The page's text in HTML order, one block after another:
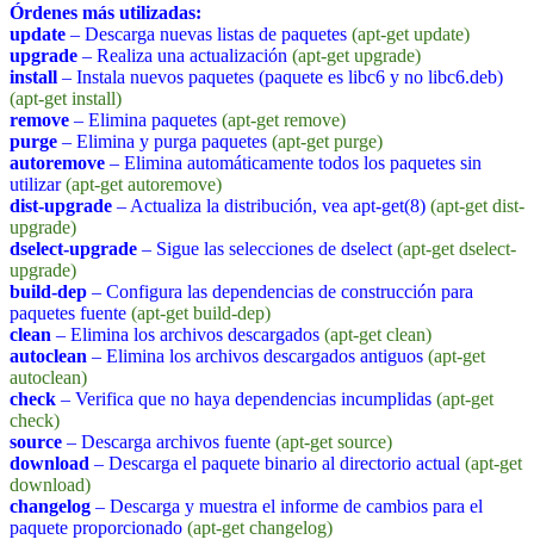
Órdenes más utilizadas:
update – Descarga nuevas listas de paquetes (apt-get update)
upgrade – Realiza una actualización (apt-get upgrade)
install – Instala nuevos paquetes (paquete es libc6 y no libc6.deb)
(apt-get install)
remove – Elimina paquetes (apt-get remove)
purge – Elimina y purga paquetes (apt-get purge)
autoremove – Elimina automáticamente todos los paquetes sin
utilizar(apt-get autoremove)
dist-upgrade – Actualiza la distribución, vea apt-get(8) (apt-get dist-
upgrade)
dselect-upgrade – Sigue las selecciones de dselect (apt-get dselect-
upgrade)
build-dep – Configura las dependencias de construcción para
paquetes fuente (apt-get build-dep)
clean – Elimina los archivos descargados (apt-get clean)
autoclean – Elimina los archivos descargados antiguos (apt-get
autoclean)
check – Verifica que no haya dependencias incumplidas (apt-get
check)
source – Descarga archivos fuente (apt-get source)
download – Descarga el paquete binario al directorio actual (apt-get
download)
changelog – Descarga y muestra el informe de cambios para el
paquete proporcionado (apt-get changelog)